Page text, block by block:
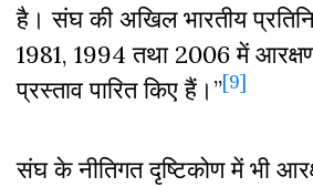
है। संघ की अखिल भारतीय
1981, 1994 तथा 2006 में
प्रस्ताव पारित किए हैं।”[9]
संघ के नीतिगत दृष्टिकोण में भी